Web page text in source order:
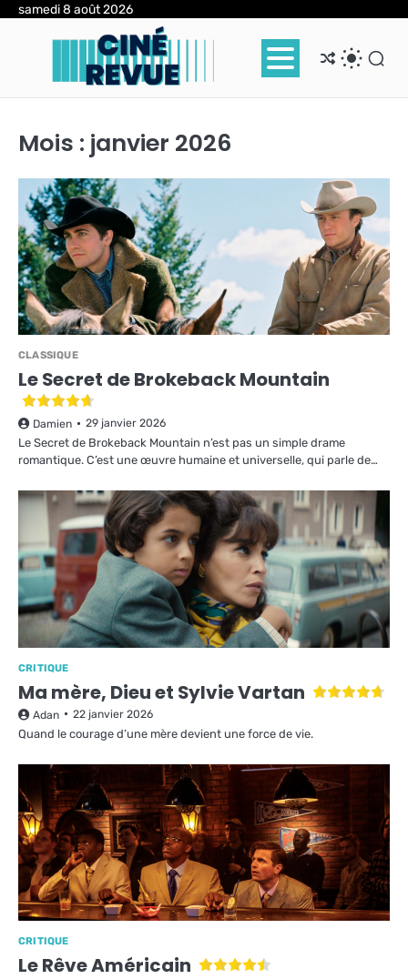
Skipsamedi 8 août 2026
Mois : janvier 2026
CLASSIQUE
Le Secret de Brokeback Mountain
Damien 29 janvier 2026
Le Secret de Brokeback Mountain n’est pas un simple drame
romantique. C’est une œuvre humaine et universelle, qui parle de…
CRITIQUE
Ma mère, Dieu et Sylvie Vartan
Adan 22 janvier 2026
Quand le courage d’une mère devient une force de vie.
CRITIQUE
Le Rêve Américain